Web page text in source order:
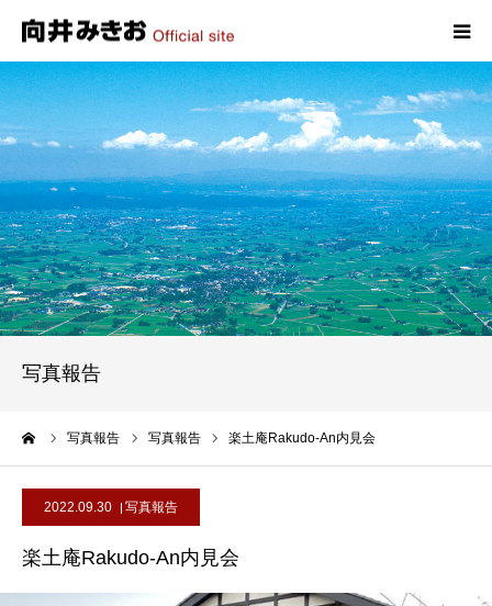
写真報告
写真報告 写真報告 楽土庵Rakudo-An内見会
2022.09.30 写真報告
楽土庵Rakudo-An内見会
HOME
プロフィール
政策
活動報告